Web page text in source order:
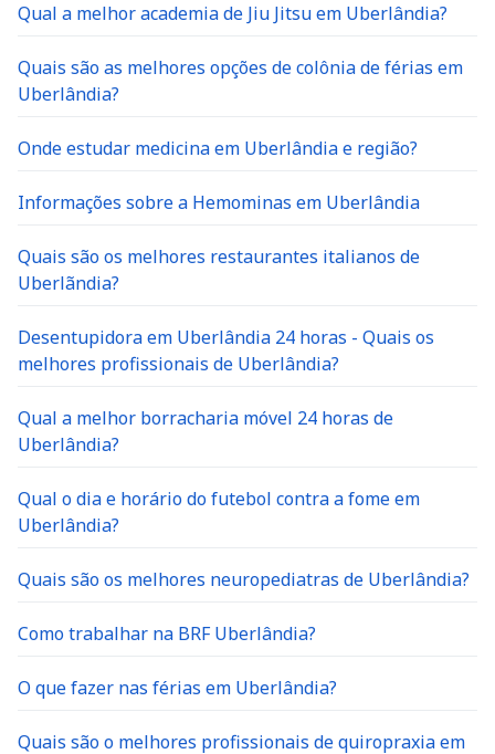
Qual a melhor academia de Jiu Jitsu em Uberlândia?
Quais são as melhores opções de colônia de férias em
Uberlândia?
Onde estudar medicina em Uberlândia e região?
Informações sobre a Hemominas em Uberlândia
Quais são os melhores restaurantes italianos de
Uberlãndia?
Desentupidora em Uberlândia 24 horas - Quais os
melhores profissionais de Uberlândia?
Qual a melhor borracharia móvel 24 horas de
Uberlândia?
Qual o dia e horário do futebol contra a fome em
Uberlândia?
Quais são os melhores neuropediatras de Uberlândia?
Como trabalhar na BRF Uberlândia?
O que fazer nas férias em Uberlândia?
Quais são o melhores profissionais de quiropraxia em